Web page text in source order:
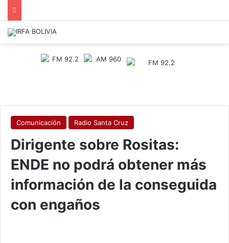
Comunicación Radio Santa Cruz
Dirigente sobre Rositas:
ENDE no podrá obtener más
información de la conseguida
con engaños